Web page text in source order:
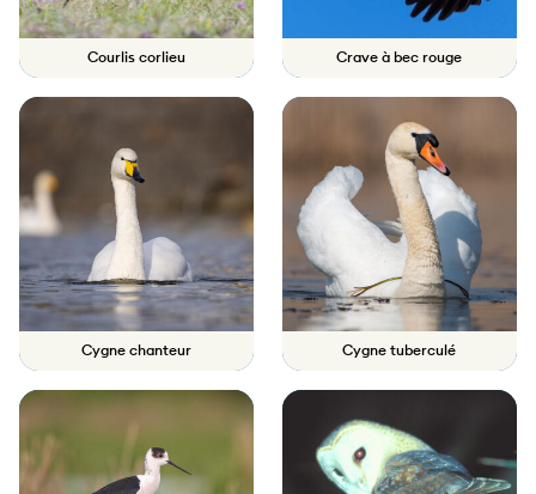
Courlis corlieu Crave à bec rouge
Cygne chanteur Cygne tuberculé